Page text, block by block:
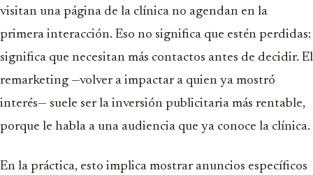
visitan una página de la clínica no agendan en la
primera interacción. Eso no significa que estén perdidas:
significa que necesitan más contactos antes de decidir. El
remarketing —volver a impactar a quien ya mostró
interés— suele ser la inversión publicitaria más rentable,
porque le habla a una audiencia que ya conoce la clínica.
En la práctica, esto implica mostrar anuncios específicos